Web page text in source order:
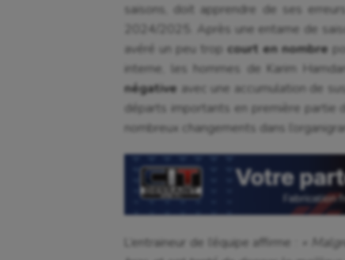
saisons, doit apprendre de ses
2024/2025. Après une entame de
avéré un peu tropcourt en nombre
interne, les hommes de Karim
négative avec une accumulation de
départs importants en première partie
nombreux changements dans
L’entraineur de l’équipe affirme : «